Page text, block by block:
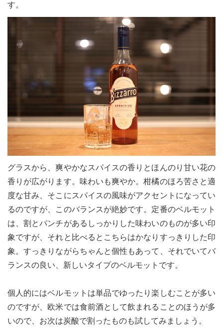
す。
グラスから、爽やかなスパイスの香りとほんのり甘い花の
香りが広がります。味わいも爽やか。柑橘のほろ苦さと適
度な甘み、そこにスパイスの風味がアクセントになってい
るのですが、このバランスが絶妙です。定番のベルモット
は、割とパンチがあるしっかりした味わいのものが多い印
象ですが、それと比べるとこちらはかなりすっきりした印
象。すっきりながらちゃんと個性もあって、それでいてバ
ランスの良い、新しいタイプのベルモットです。
個人的にはベルモットは単品でゆったり楽しむことが多い
のですが、欧米では食前酒として飲まれることのほうが多
いので、お次は炭酸で割ったものも試してみましょう。